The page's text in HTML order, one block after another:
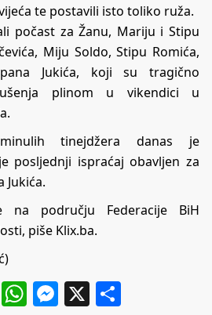
te postavili isto toliko ruža.
počast za Žanu, Mariju i Stipu
Miju Soldo, Stipu Romića,
Jukića, koji su tragično
plinom u vikendici u
tinejdžera danas je
posljednji ispraćaj obavljen za
Jukića.
na području Federacije BiH
piše Klix.ba.
ViberWhatsApp
Messenger
X